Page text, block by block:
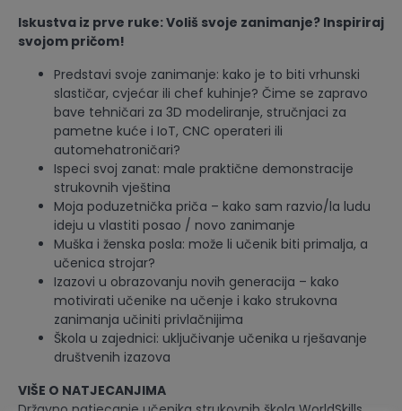
Iskustva iz prve ruke: Voliš svoje zanimanje? Inspiriraj
svojom pričom!
Predstavi svoje zanimanje: kako je to biti vrhunski
slastičar, cvjećar ili chef kuhinje? Čime se zapravo
bave tehničari za 3D modeliranje, stručnjaci za
pametne kuće i IoT, CNC operateri ili
automehatroničari?
Ispeci svoj zanat: male praktične demonstracije
strukovnih vještina
Moja poduzetnička priča – kako sam razvio/la ludu
ideju u vlastiti posao / novo zanimanje
Muška i ženska posla: može li učenik biti primalja, a
učenica strojar?
Izazovi u obrazovanju novih generacija – kako
motivirati učenike na učenje i kako strukovna
zanimanja učiniti privlačnijima
Škola u zajednici: uključivanje učenika u rješavanje
društvenih izazova
VIŠE O NATJECANJIMA